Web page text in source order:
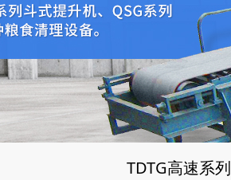
TDTG高速系列